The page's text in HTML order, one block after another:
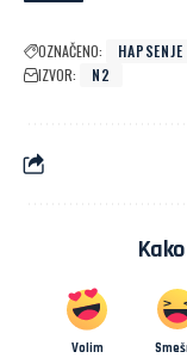
OZNAČENO: HAPSENJE
IZVOR:
N2
Volim